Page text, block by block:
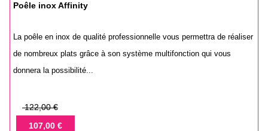
Poêle inox Affinity
La poêle en inox de qualité professionnelle vous permettra de réaliser
de nombreux plats grâce à son système multifonction qui vous
donnera la possibilité...
Prix
122,00 €
Prix107,00 €